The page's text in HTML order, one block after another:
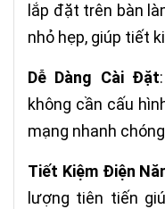
lắp đặt trên bàn
nhỏ hẹp, giúp tiết
Dễ Dàng Cài Đặt
không cần cấu
mạng nhanh
Tiết Kiệm Điện
lượng tiên tiến